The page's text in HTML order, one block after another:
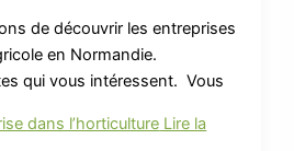
de découvrir les entreprises
en Normandie.
qui vous intéressent. Vous
dans l’horticulture Lire la